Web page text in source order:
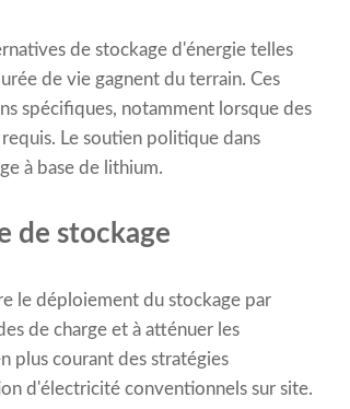
de stockage d'énergie telles
de vie gagnent du terrain. Ces
spécifiques, notamment lorsque des
Le soutien politique dans
à base de lithium.
de stockage
le déploiement du stockage par
de charge et à atténuer les
plus courant des stratégies
d'électricité conventionnels sur site.